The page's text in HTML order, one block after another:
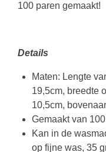
100 paren gemaakt!
Details
Maten: Lengte
19,5cm, breedte
10,5cm,
Gemaakt van
Kan in de
op fijne was, 35